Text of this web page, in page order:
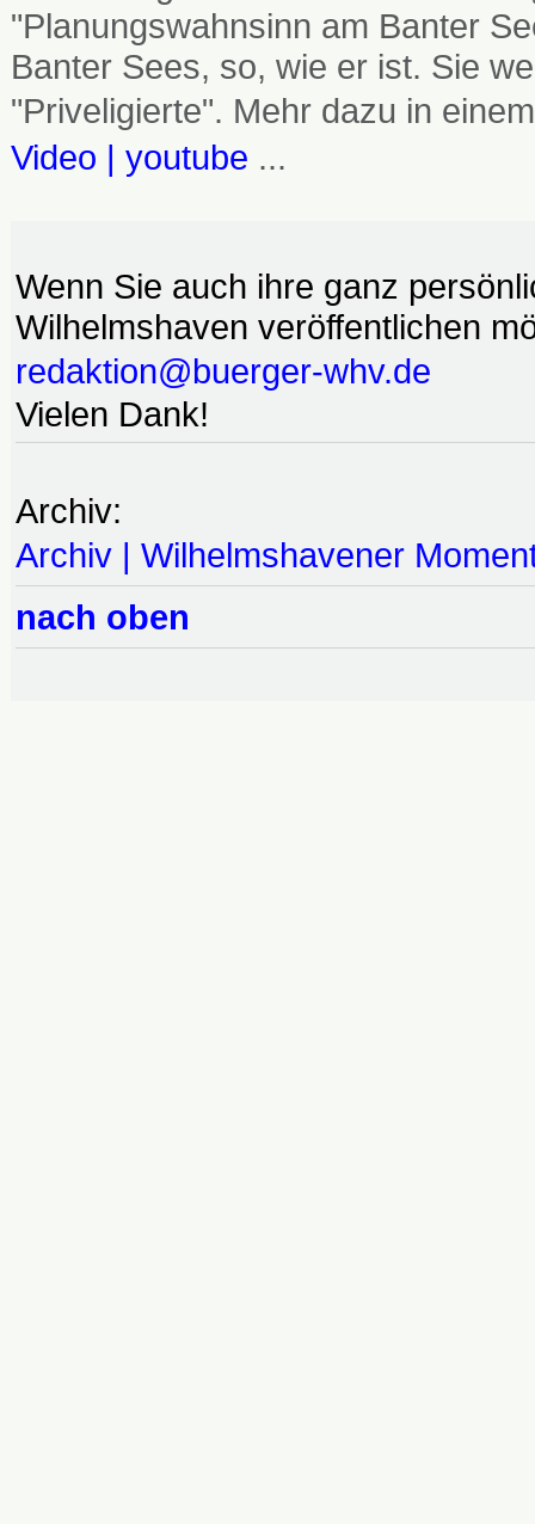
"Planungswahnsinn am Banter
Banter Sees, so, wie er ist. Sie
"Priveligierte". Mehr dazu in
Video | youtube ...
Wenn Sie auch ihre ganz
Wilhelmshaven veröffentlichen
redaktion@buerger-whv.de
Vielen Dank!
Archiv:
Archiv | Wilhelmshavener
nach oben